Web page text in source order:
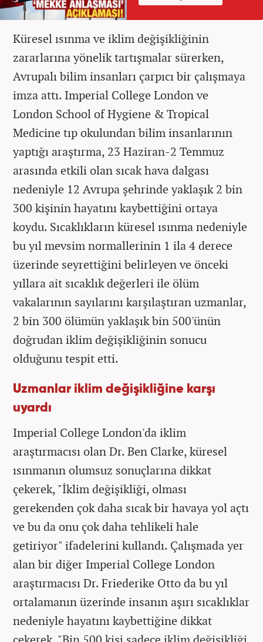
Küresel ısınma ve iklim değişikliğinin
zararlarına yönelik tartışmalar sürerken,
Avrupalı bilim insanları çarpıcı bir çalışmaya
imza attı. Imperial College London ve
London School of Hygiene & Tropical
Medicine tıp okulundan bilim insanlarının
yaptığı araştırma, 23 Haziran-2 Temmuz
arasında etkili olan sıcak hava dalgası
nedeniyle 12 Avrupa şehrinde yaklaşık 2 bin
300 kişinin hayatını kaybettiğini ortaya
koydu. Sıcaklıkların küresel ısınma nedeniyle
bu yıl mevsim normallerinin 1 ila 4 derece
üzerinde seyrettiğini belirleyen ve önceki
yıllara ait sıcaklık değerleri ile ölüm
vakalarının sayılarını karşılaştıran uzmanlar,
2 bin 300 ölümün yaklaşık bin 500'ünün
doğrudan iklim değişikliğinin sonucu
olduğunu tespit etti.
Uzmanlar iklim değişikliğine karşı
uyardı
Imperial College London'da iklim
araştırmacısı olan Dr. Ben Clarke, küresel
ısınmanın olumsuz sonuçlarına dikkat
çekerek, "İklim değişikliği, olması
gerekenden çok daha sıcak bir havaya yol açtı
ve bu da onu çok daha tehlikeli hale
getiriyor" ifadelerini kullandı. Çalışmada yer
alan bir diğer Imperial College London
araştırmacısı Dr. Friederike Otto da bu yıl
ortalamanın üzerinde insanın aşırı sıcaklıklar
nedeniyle hayatını kaybettiğine dikkat